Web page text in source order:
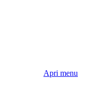
Apri menu